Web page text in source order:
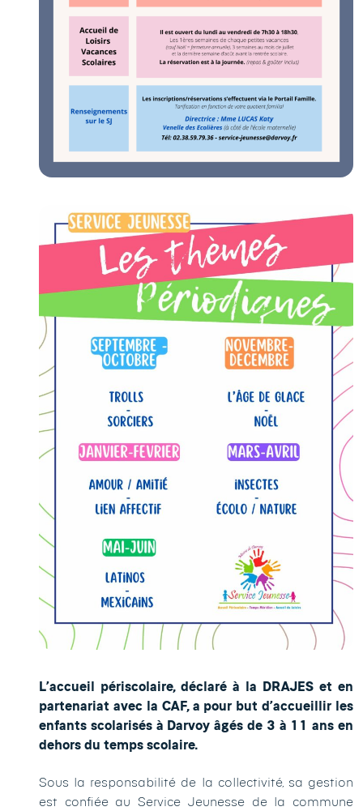
L’accueil périscolaire, déclaré à la DRAJES et en
partenariat avec la CAF, a pour but d’accueillir les
enfants scolarisés à Darvoy âgés de 3 à 11 ans en
dehors du temps scolaire.
Sous la responsabilité de la collectivité, sa gestion
est confiée au Service Jeunesse de la commune